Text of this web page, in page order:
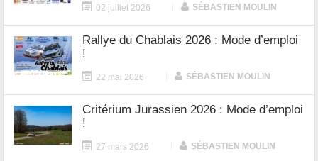
02 juillet 2026 SÉBASTIEN MOULIN
Rallye du Chablais 2026 : Mode d’emploi
!
22 mai 2026 SÉBASTIEN MOULIN
Critérium Jurassien 2026 : Mode d’emploi
!
27 mars 2026 SÉBASTIEN MOULIN